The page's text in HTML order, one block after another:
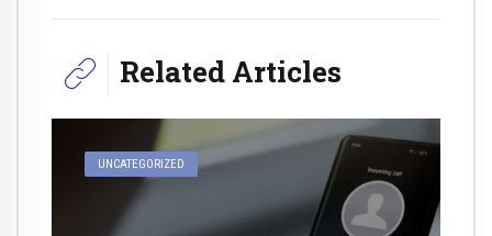
Related Articles
UNCATEGORIZED